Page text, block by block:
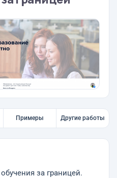
Примеры Другие работы
за границей.